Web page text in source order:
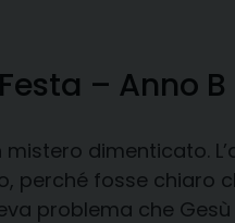
– Anno B
dimenticato.
perché fosse chiaro
problema che